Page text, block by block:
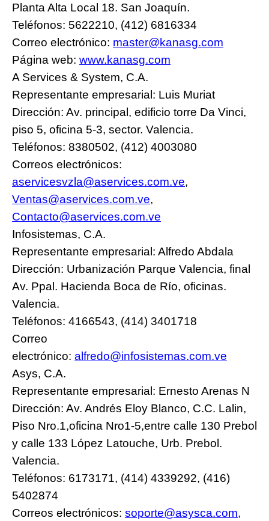
Planta Alta Local 18. San Joaquín.
Teléfonos: 5622210, (412) 6816334
Correo electrónico: master@kanasg.com
Página web: www.kanasg.com
A Services & System, C.A.
Representante empresarial: Luis Muriat
Dirección: Av. principal, edificio torre Da Vinci,
piso 5, oficina 5-3, sector. Valencia.
Teléfonos: 8380502, (412) 4003080
Correos electrónicos:
aservicesvzla@aservices.com.ve,
Ventas@aservices.com.ve,
Contacto@aservices.com.ve
Infosistemas, C.A.
Representante empresarial: Alfredo Abdala
Dirección: Urbanización Parque Valencia, final
Av. Ppal. Hacienda Boca de Río, oficinas.
Valencia.
Teléfonos: 4166543, (414) 3401718
Correo
electrónico: alfredo@infosistemas.com.ve
Asys, C.A.
Representante empresarial: Ernesto Arenas N
Dirección: Av. Andrés Eloy Blanco, C.C. Lalin,
Piso Nro.1,oficina Nro1-5,entre calle 130 Prebol
y calle 133 López Latouche, Urb. Prebol.
Valencia.
Teléfonos: 6173171, (414) 4339292, (416)
5402874
Correos electrónicos: soporte@asysca.com,